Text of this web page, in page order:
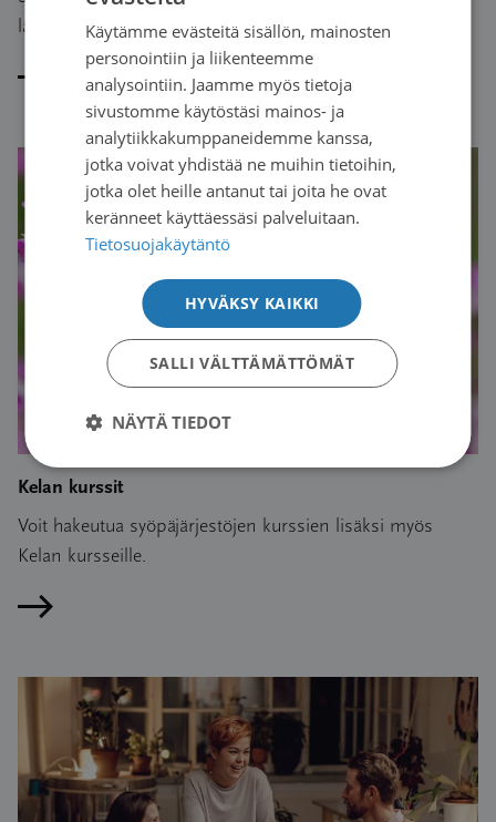
läheiselleen.
Lue artikkeli
Kelan kurssit
Voit hakeutua syöpäjärjestöjen kurssien lisäksi myös
Kelan kursseille.
Lue artikkeli
SWEDISH
Käytämme evästeitä sisällön, mainosten
personointiin ja liikenteemme
analysointiin. Jaamme myös tietoja
sivustomme käytöstäsi mainos- ja
analytiikkakumppaneidemme kanssa,
jotka voivat yhdistää ne muihin tietoihin,
jotka olet heille antanut tai joita he ovat
keränneet käyttäessäsi palveluitaan.
Tietosuojakäytäntö
HYVÄKSY KAIKKI
SALLI VÄLTTÄMÄTTÖMÄT
NÄYTÄ TIEDOT